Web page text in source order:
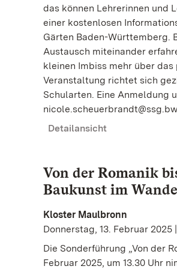
das können Lehrerinnen und
einer kostenlosen
Gärten Baden-Württemberg.
Austausch miteinander
kleinen Imbiss mehr über
Veranstaltung richtet sich
Schularten. Eine Anmeldung
Detailansicht
Von der Romanik
Baukunst im
Kloster Maulbronn
Donnerstag, 13. Februar
Die Sonderführung „Von der
Februar 2025, um 13.30 Uhr